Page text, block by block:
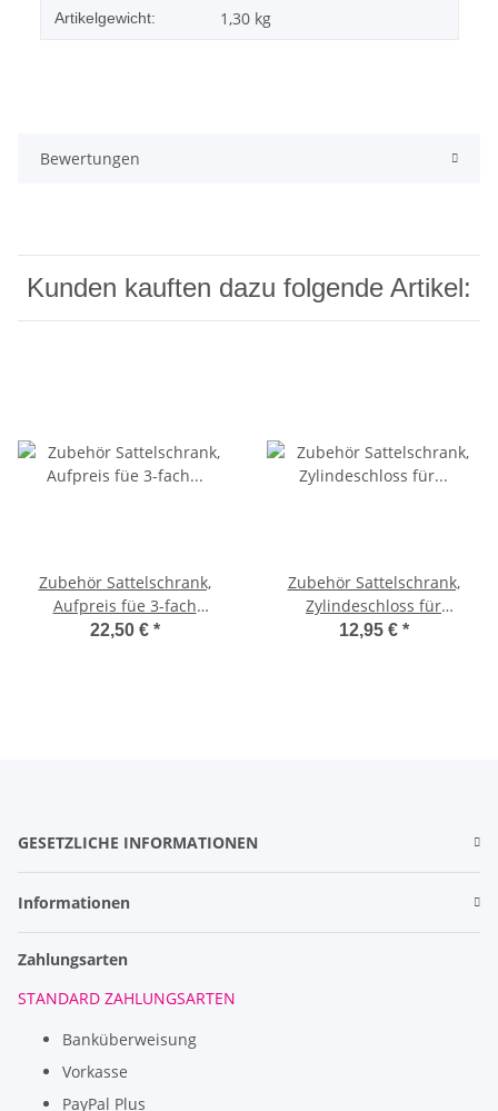
Artikelgewicht: 1,30 kg
Bewertungen
Kunden kauften dazu folgende Artikel:
Zubehör Sattelschrank,
Aufpreis füe 3-fach
Verrieglung
22,50 € *
Zubehör Sattelschrank,
Zylindeschloss für
Sattelschrank m. 2
12,95 € *
GESETZLICHE INFORMATIONEN
Informationen
Zahlungsarten
STANDARD ZAHLUNGSARTEN
Banküberweisung
Vorkasse
PayPal Plus